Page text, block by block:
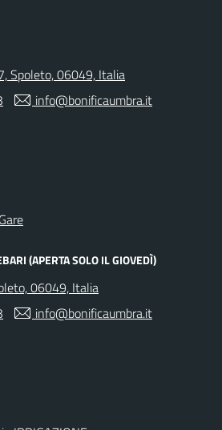
Spoleto, 06049, Italia
info@bonificaumbra.it
(APERTA SOLO IL GIOVEDÌ)
06049, Italia
info@bonificaumbra.it